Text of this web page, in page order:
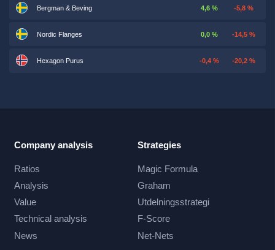
Bergman & Beving 4,6 % -5,8 %
Nordic Flanges 0,0 % -14,5 %
Hexagon Purus -0,4 % -20,2 %
Company analysis
Ratios
Analysis
Value
Technical analysis
News
Strategies
Magic Formula
Graham
Utdelningsstrategi
F-Score
Net-Nets